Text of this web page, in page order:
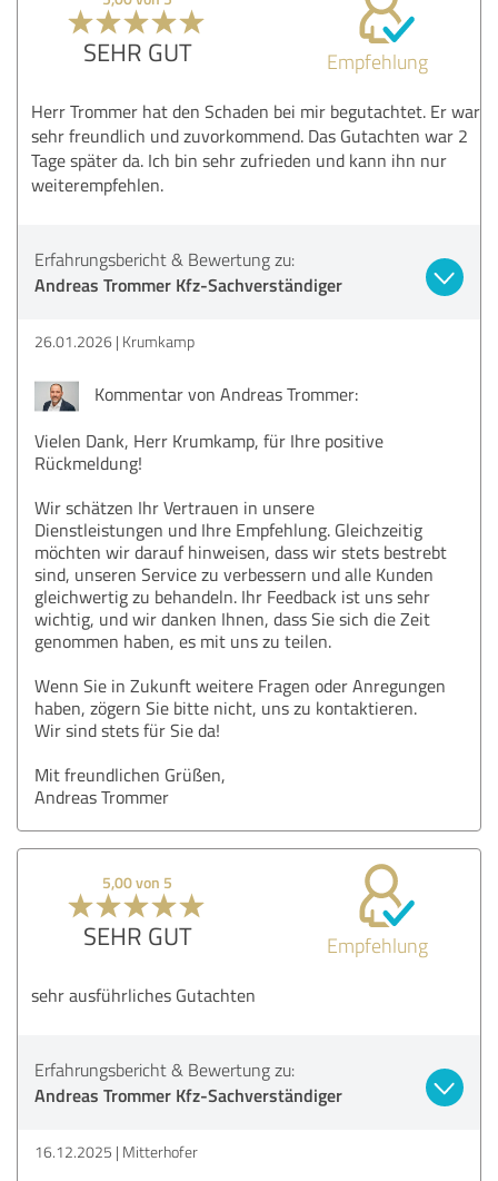
SEHR GUT Empfehlung
Herr Trommer hat den Schaden bei mir begutachtet. Er war
sehr freundlich und zuvorkommend. Das Gutachten war 2
Tage später da. Ich bin sehr zufrieden und kann ihn nur
weiterempfehlen.
Erfahrungsbericht & Bewertung zu:
Andreas Trommer Kfz-Sachverständiger
26.01.2026 Krumkamp
Kommentar von Andreas Trommer:
Vielen Dank, Herr Krumkamp, für Ihre positive
Rückmeldung!
Wir schätzen Ihr Vertrauen in unsere
Dienstleistungen und Ihre Empfehlung. Gleichzeitig
möchten wir darauf hinweisen, dass wir stets bestrebt
sind, unseren Service zu verbessern und alle Kunden
gleichwertig zu behandeln. Ihr Feedback ist uns sehr
wichtig, und wir danken Ihnen, dass Sie sich die Zeit
genommen haben, es mit uns zu teilen.
Wenn Sie in Zukunft weitere Fragen oder Anregungen
haben, zögern Sie bitte nicht, uns zu kontaktieren.
Wir sind stets für Sie da!
Mit freundlichen Grüßen,
Andreas Trommer
5,00 von 5
SEHR GUT Empfehlung
sehr ausführliches Gutachten
Erfahrungsbericht & Bewertung zu:
Andreas Trommer Kfz-Sachverständiger
16.12.2025 Mitterhofer